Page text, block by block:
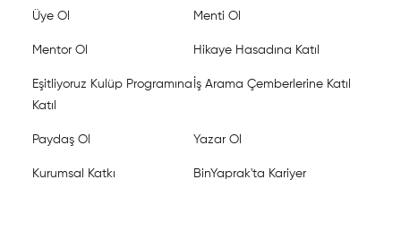
Üye Ol Menti Ol
Mentor Ol Hikaye Hasadına Katıl
Eşitliyoruz Kulüp Programına
Katıl
İş Arama Çemberlerine Katıl
Paydaş Ol Yazar Ol
Kurumsal Katkı BinYaprak'ta Kariyer